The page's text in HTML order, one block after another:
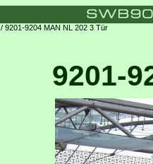
/ 9201-9204 MAN NL 202 3 Tür
9201-